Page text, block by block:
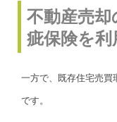
不動産売却
疵保険を
一方で、既存住宅売買
です。